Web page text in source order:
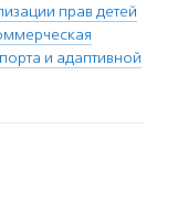
прав детей
и адаптивной